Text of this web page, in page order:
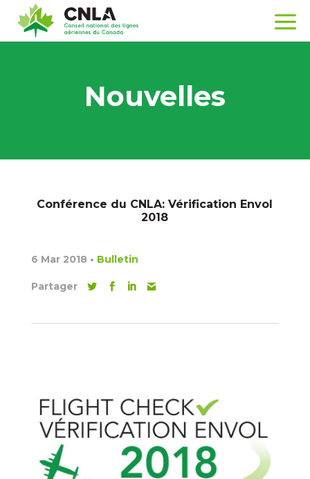
Nouvelles
Conférence du CNLA: Vérification Envol
2018
6 Mar 2018 • Bulletin
Partager